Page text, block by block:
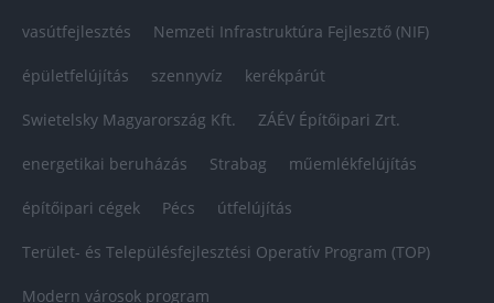
vasútfejlesztés Nemzeti Infrastruktúra Fejlesztő (NIF)
épületfelújítás szennyvíz kerékpárút
Swietelsky Magyarország Kft. ZÁÉV Építőipari Zrt.
energetikai beruházás Strabag műemlékfelújítás
építőipari cégek Pécs útfelújítás
Terület- és Településfejlesztési Operatív Program (TOP)
Modern városok program